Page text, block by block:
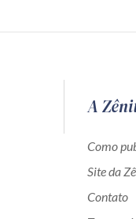
A
Como
Site da
Contato